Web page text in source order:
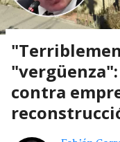
contra